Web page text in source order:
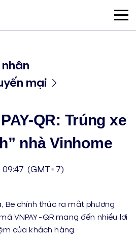
mại
QR: Trúng xe
nhà Vinhome
(GMT+7)
Be chính thức ra mắt phương
VNPAY-QR mang đến nhiều lợi
của khách hàng.